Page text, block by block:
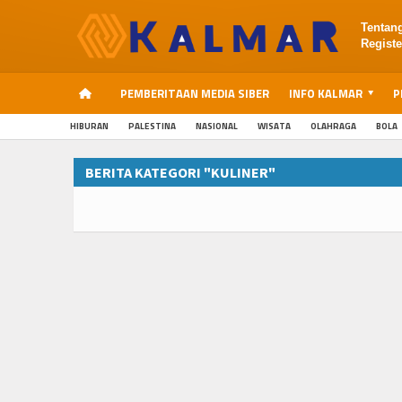
PEMBERITAAN MEDIA SIBER INFO KALMAR
HIBURAN PALESTINA NASIONAL WISATA OLAHRAGA BOLA
BERITA KATEGORI "KULINER"